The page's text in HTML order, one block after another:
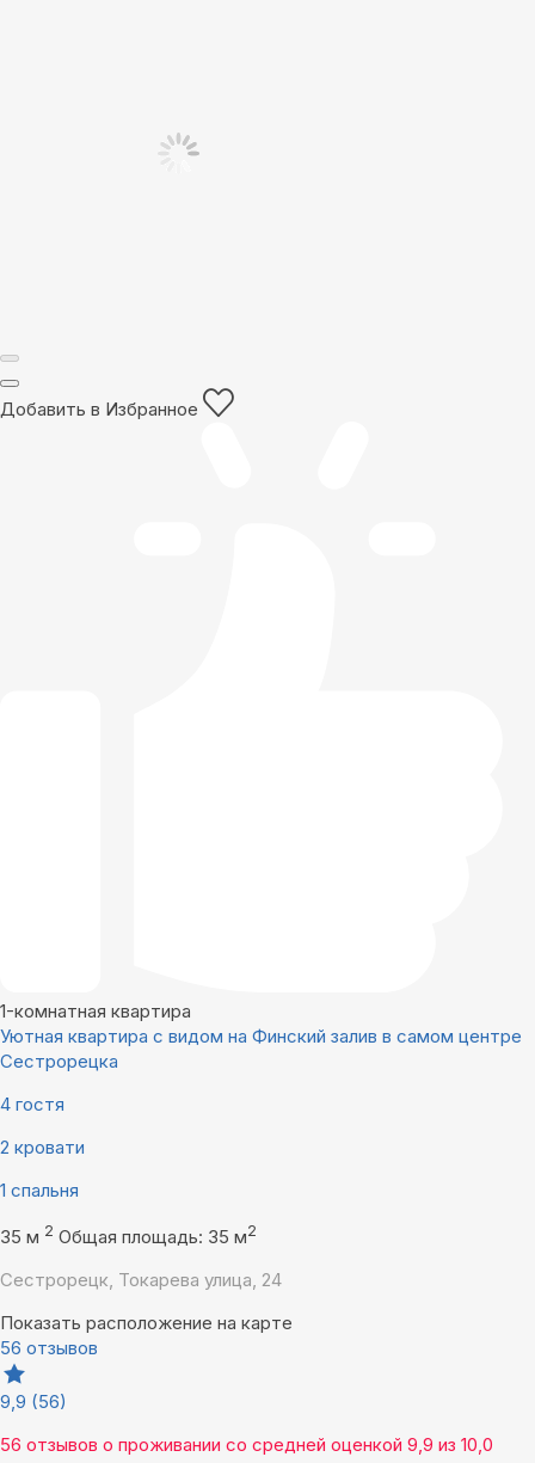
Добавить в Избранное
1-комнатная квартира
Уютная квартира с видом на Финский залив в самом центре
Сестрорецка
4 гостя
2 кровати
1 спальня
35 м 2 Общая площадь: 35 м2
Сестрорецк, Токарева улица, 24
Показать расположение на карте
56 отзывов
9,9 (56)
56 отзывов о проживании со средней оценкой 9,9 из 10,0